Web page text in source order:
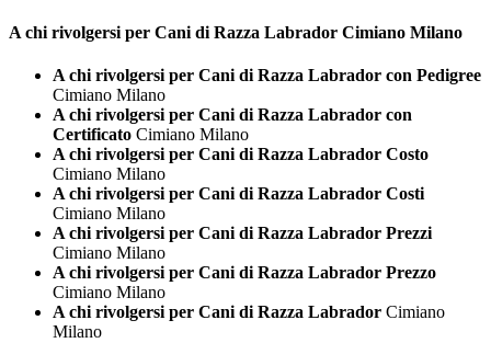
A chi rivolgersi per Cani di Razza Labrador Cimiano Milano
A chi rivolgersi per Cani di Razza Labrador con Pedigree
Cimiano Milano
A chi rivolgersi per Cani di Razza Labrador con
Certificato Cimiano Milano
A chi rivolgersi per Cani di Razza Labrador Costo
Cimiano Milano
A chi rivolgersi per Cani di Razza Labrador Costi
Cimiano Milano
A chi rivolgersi per Cani di Razza Labrador Prezzi
Cimiano Milano
A chi rivolgersi per Cani di Razza Labrador Prezzo
Cimiano Milano
A chi rivolgersi per Cani di Razza Labrador Cimiano
Milano